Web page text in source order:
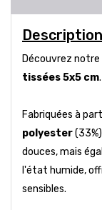
Description
Découvrez notre
tissées 5x5 cm.
Fabriquées à
polyester
douces, mais
l'état humide,
sensibles.